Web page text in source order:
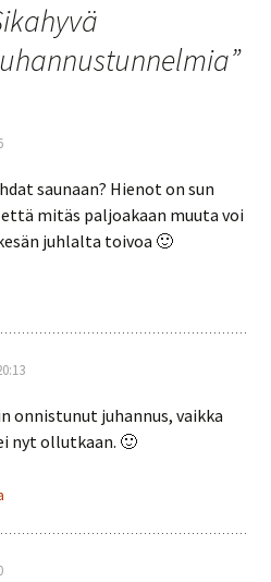
”
saunaan? Hienot on sun
mitäs paljoakaan muuta voi
juhlalta toivoa 🙂
onnistunut juhannus, vaikka
nyt ollutkaan. 🙂